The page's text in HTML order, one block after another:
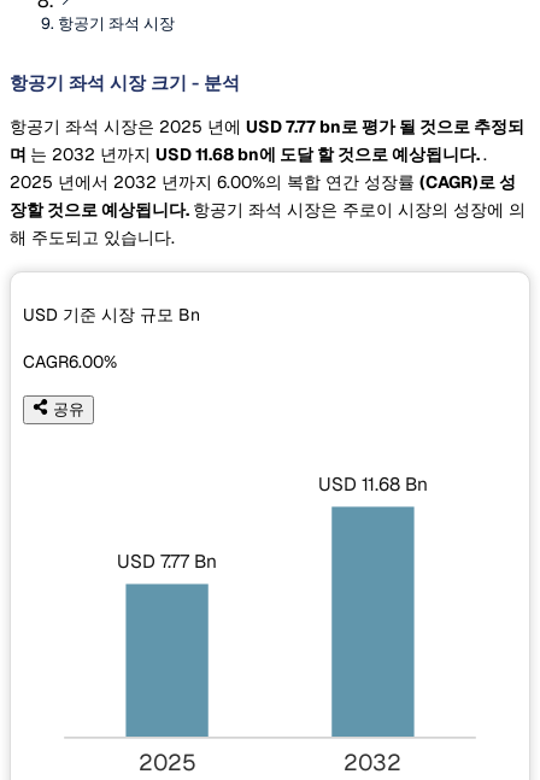
항공기 좌석 시장
항공기 좌석 시장 크기 - 분석
항공기 좌석 시장은 2025 년에 USD 7.77 bn로 평가 될 것으로 추정되
며 는 2032 년까지 USD 11.68 bn에 도달 할 것으로 예상됩니다..
2025 년에서 2032 년까지 6.00%의 복합 연간 성장률 (CAGR)로 성
장할 것으로 예상됩니다. 항공기 좌석 시장은 주로이 시장의 성장에 의
해 주도되고 있습니다.
USD 기준 시장 규모 Bn
CAGR6.00%
공유
USD 7.77 Bn
USD 11.68 Bn
2025 2032